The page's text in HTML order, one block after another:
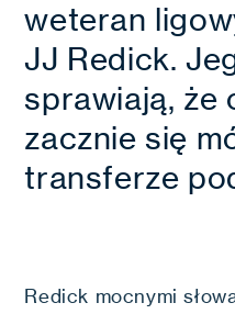
weteran
JJ Redick.
sprawiają, że
zacznie się
transferze
Redick mocnymi